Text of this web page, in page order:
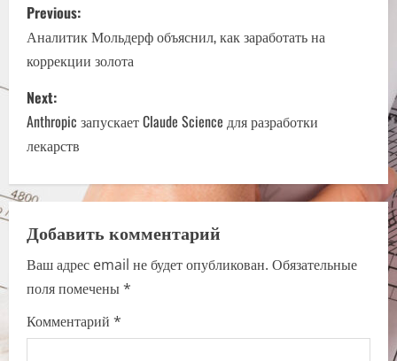
o
s
t
n
a
v
i
g
a
Previous:
Аналитик Мольдерф объяснил, как заработать на
коррекции золота
Next:
Anthropic запускает Claude Science для разработки
лекарств
Добавить комментарий
Ваш адрес email не будет опубликован. Обязательные
поля помечены*
Комментарий *